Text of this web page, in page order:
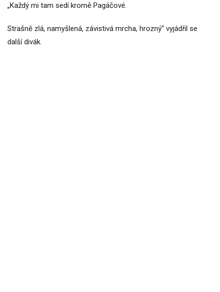
„Každý mi tam sedí kromě Pagáčové.
Strašně zlá, namyšlená, závistivá mrcha, hrozný“ vyjádřil se
další divák.